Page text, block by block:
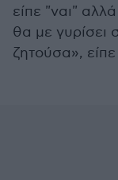
είπε "ναι"
θα με γυρίσει
ζητούσα»,